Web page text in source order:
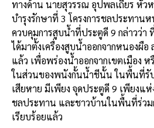
ทางด้าน นายสุวรรณ อุปพลเถียร หั
บำรุงรักษาที่ 3 โครงการชลประทาน
ควบคุมการสูบน้ำที่ประตูดี 9 กล่าวว่
ได้มาตั้งเครื่องสูบน้ำออกจากหนองผือ
แล้ว เพื่อพร่องน้ำออกจากเขตเมือง
ในส่วนของพนังกั้นน้ำชีนั้น ในพื้นที่รั
เสียหาย มีเพียง จุดประตูดี 9 เพียงแ
ชลประทาน และชาวบ้านในพื้นที่ร่ว
เรียบร้อยแล้ว